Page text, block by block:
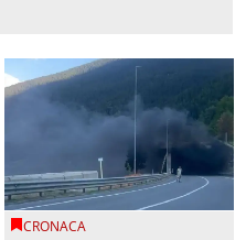
CRONACA